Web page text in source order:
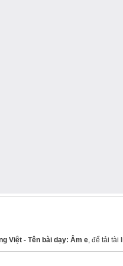
Việt - Tên bài dạy: Âm e, để tải tài